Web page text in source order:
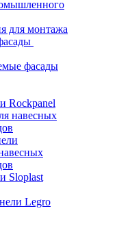
для монтажа
фасады
Rockpanel
навесных
Sloplast
Legro